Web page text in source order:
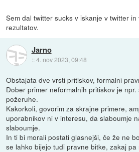
Sem dal twitter sucks v iskanje v twitter
rezultatov.
Jarno
::4. nov 2023, 09:48
Obstajata dve vrsti pritiskov, formalni
Dober primer neformalnih pritiskov je
požeruhe.
Kakorkoli, govorim za skrajne primere,
uporabnikov ni v interesu, da slaboumje
slaboumje.
In ti bi morali postati glasnejši, če že ne
se lahko bijejo tudi pravne bitke, zakaj pa